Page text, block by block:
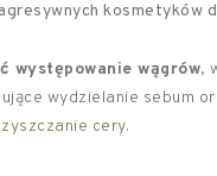
kosmetyków
występowanie wągrów,
wydzielanie sebum
cery.